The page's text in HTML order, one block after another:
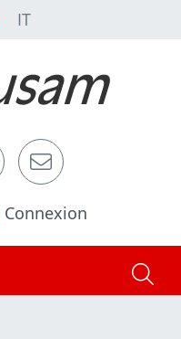
IT
Connexion